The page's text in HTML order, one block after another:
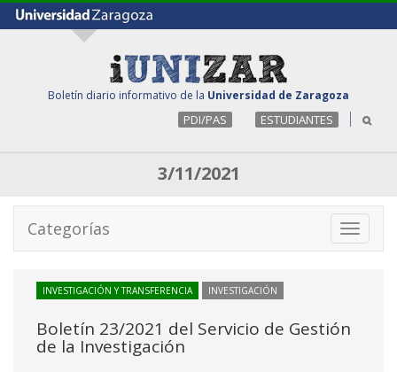
Boletín diario informativo de la Universidad de Zaragoza
PDI/PAS ESTUDIANTES
3/11/2021
Toggle
Categorías
INVESTIGACIÓN Y TRANSFERENCIA INVESTIGACIÓN
Boletín 23/2021 del Servicio de Gestión
de la Investigación